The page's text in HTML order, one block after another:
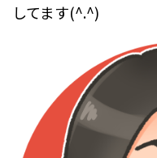
してます(^.^)